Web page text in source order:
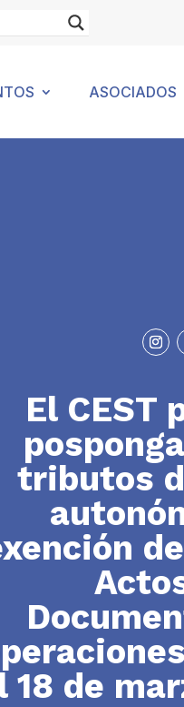
ASOCIADOS
El CEST
tributos
18 de